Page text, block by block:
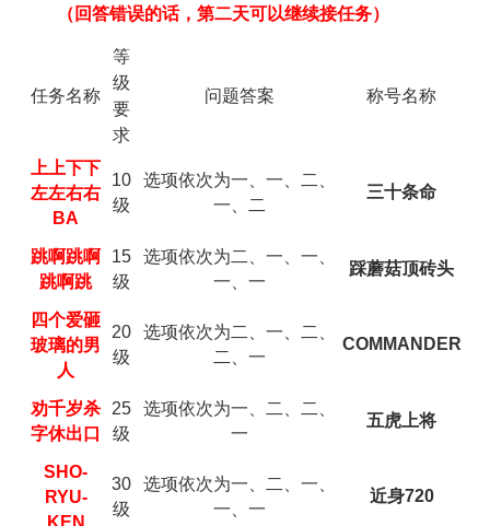
（回答错误的话，第二天可以继续接任务）
任务名称
等
级
要
求
问题答案 称号名称
上上下下
左左右右
BA
10
级
选项依次为一、一、二、
一、二
三十条命
跳啊跳啊
跳啊跳
15
级
选项依次为二、一、一、
一、一
踩蘑菇顶砖头
四个爱砸
玻璃的男
人
20
级
选项依次为二、一、二、
二、一
COMMANDER
劝千岁杀
字休出口
25
级
选项依次为一、二、二、
一
五虎上将
SHO-
RYU-
KEN
30
级
选项依次为一、二、一、
一、一
近身720